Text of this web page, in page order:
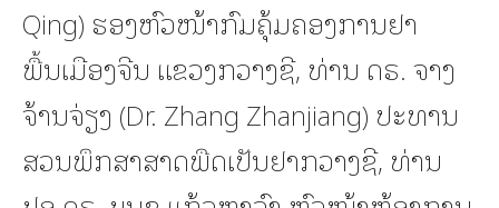
Qing) ຮອງຫົວໜ້າກົມຄຸ້ມຄອງການຢາ
ພື້ນເມືອງຈີນ ແຂວງກວາງຊີ, ທ່ານ ດຣ. ຈາງ
ຈ້ານຈ່ຽງ (Dr. Zhang Zhanjiang) ປະທານ
ສວນພຶກສາສາດພືດເປັນຢາກວາງຊີ, ທ່ານ